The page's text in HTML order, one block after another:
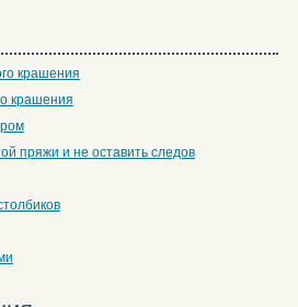
крашения
крашения
пряжи и не оставить следов